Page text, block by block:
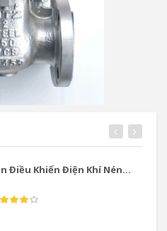
Điều Khiển Điện Khí Nén...